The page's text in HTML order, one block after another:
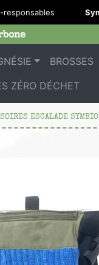
BROSSES
ZÉRO DÉCHET
ESCALADE